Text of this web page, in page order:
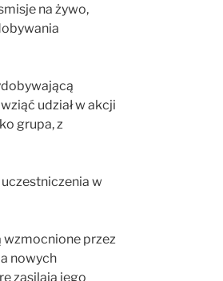
na żywo,
udział w akcji
grupa, z
w
wzmocnione przez
nowych
zasilają jego